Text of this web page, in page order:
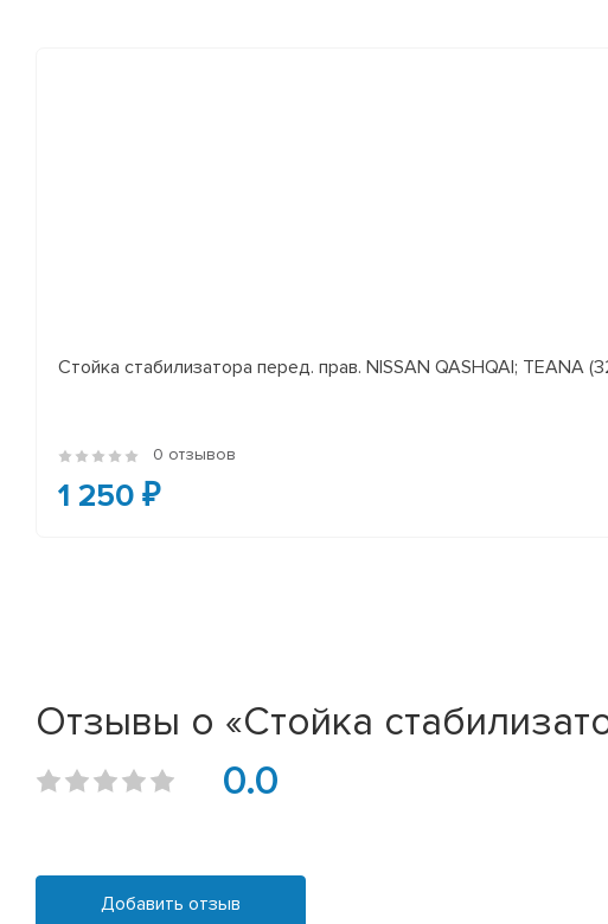
Стойка стабилизатора перед. прав. NISSAN QASHQAI; TEANA
0 отзывов
1 250 ₽
Отзывы о «Стойка
0.0
Добавить отзыв